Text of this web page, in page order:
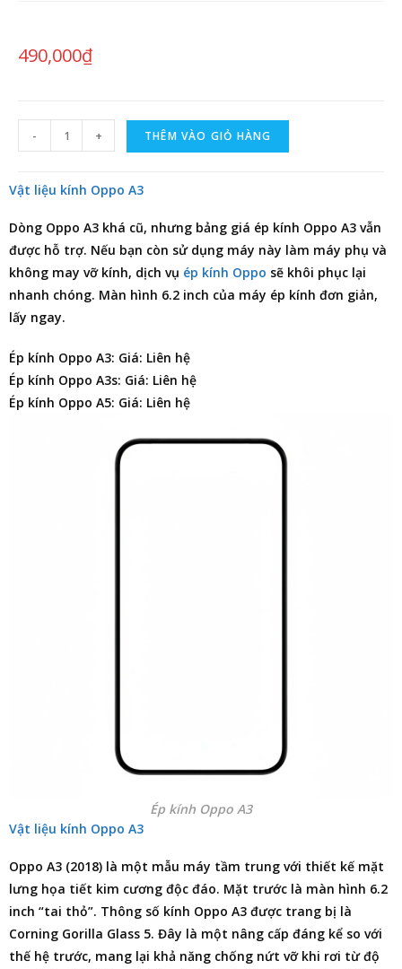
490,000₫
- + THÊM VÀO GIỎ HÀNG
Vật liệu kính Oppo A3
Dòng Oppo A3 khá cũ, nhưng bảng giá ép kính Oppo A3 vẫn
được hỗ trợ. Nếu bạn còn sử dụng máy này làm máy phụ và
không may vỡ kính, dịch vụ ép kính Oppo sẽ khôi phục lại
nhanh chóng. Màn hình 6.2 inch của máy ép kính đơn giản,
lấy ngay.
Ép kính Oppo A3: Giá: Liên hệ
Ép kính Oppo A3s: Giá: Liên hệ
Ép kính Oppo A5: Giá: Liên hệ
Ép kính Oppo A3
Vật liệu kính Oppo A3
Oppo A3 (2018) là một mẫu máy tầm trung với thiết kế mặt
lưng họa tiết kim cương độc đáo. Mặt trước là màn hình 6.2
inch “tai thỏ”. Thông số kính Oppo A3 được trang bị là
Corning Gorilla Glass 5. Đây là một nâng cấp đáng kể so với
thế hệ trước, mang lại khả năng chống nứt vỡ khi rơi từ độ